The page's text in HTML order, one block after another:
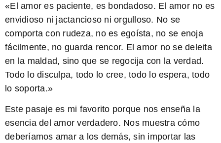
«El amor es paciente, es bondadoso. El amor no es
envidioso ni jactancioso ni orgulloso. No se
comporta con rudeza, no es egoísta, no se enoja
fácilmente, no guarda rencor. El amor no se deleita
en la maldad, sino que se regocija con la verdad.
Todo lo disculpa, todo lo cree, todo lo espera, todo
lo soporta.»
Este pasaje es mi favorito porque nos enseña la
esencia del amor verdadero. Nos muestra cómo
deberíamos amar a los demás, sin importar las